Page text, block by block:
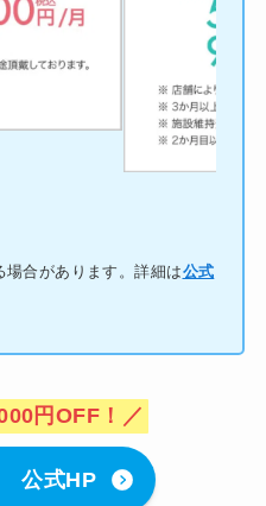
合があります。詳細は公式
円OFF！／
公式HP